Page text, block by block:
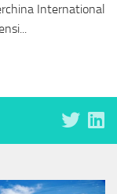
International